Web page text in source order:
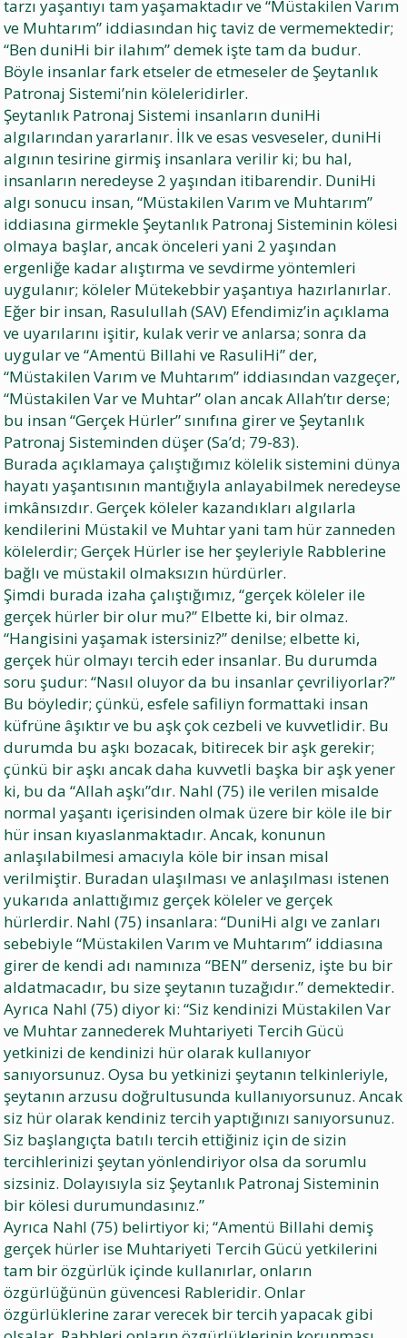
tarzı yaşantıyı tam yaşamaktadır ve “Müstakilen Varım
ve Muhtarım” iddiasından hiç taviz de vermemektedir;
“Ben duniHi bir ilahım” demek işte tam da budur.
Böyle insanlar fark etseler de etmeseler de Şeytanlık
Patronaj Sistemi’nin köleleridirler.
Şeytanlık Patronaj Sistemi insanların duniHi
algılarından yararlanır. İlk ve esas vesveseler, duniHi
algının tesirine girmiş insanlara verilir ki; bu hal,
insanların neredeyse 2 yaşından itibarendir. DuniHi
algı sonucu insan, “Müstakilen Varım ve Muhtarım”
iddiasına girmekle Şeytanlık Patronaj Sisteminin kölesi
olmaya başlar, ancak önceleri yani 2 yaşından
ergenliğe kadar alıştırma ve sevdirme yöntemleri
uygulanır; köleler Mütekebbir yaşantıya hazırlanırlar.
Eğer bir insan, Rasulullah (SAV) Efendimiz’in açıklama
ve uyarılarını işitir, kulak verir ve anlarsa; sonra da
uygular ve “Amentü Billahi ve RasuliHi” der,
“Müstakilen Varım ve Muhtarım” iddiasından vazgeçer,
“Müstakilen Var ve Muhtar” olan ancak Allah’tır derse;
bu insan “Gerçek Hürler” sınıfına girer ve Şeytanlık
Patronaj Sisteminden düşer (Sa’d; 79-83).
Burada açıklamaya çalıştığımız kölelik sistemini dünya
hayatı yaşantısının mantığıyla anlayabilmek neredeyse
imkânsızdır. Gerçek köleler kazandıkları algılarla
kendilerini Müstakil ve Muhtar yani tam hür zanneden
kölelerdir; Gerçek Hürler ise her şeyleriyle Rabblerine
bağlı ve müstakil olmaksızın hürdürler.
Şimdi burada izaha çalıştığımız, “gerçek köleler ile
gerçek hürler bir olur mu?” Elbette ki, bir olmaz.
“Hangisini yaşamak istersiniz?” denilse; elbette ki,
gerçek hür olmayı tercih eder insanlar. Bu durumda
soru şudur: “Nasıl oluyor da bu insanlar çevriliyorlar?”
Bu böyledir; çünkü, esfele safiliyn formattaki insan
küfrüne âşıktır ve bu aşk çok cezbeli ve kuvvetlidir. Bu
durumda bu aşkı bozacak, bitirecek bir aşk gerekir;
çünkü bir aşkı ancak daha kuvvetli başka bir aşk yener
ki, bu da “Allah aşkı”dır. Nahl (75) ile verilen misalde
normal yaşantı içerisinden olmak üzere bir köle ile bir
hür insan kıyaslanmaktadır. Ancak, konunun
anlaşılabilmesi amacıyla köle bir insan misal
verilmiştir. Buradan ulaşılması ve anlaşılması istenen
yukarıda anlattığımız gerçek köleler ve gerçek
hürlerdir. Nahl (75) insanlara: “DuniHi algı ve zanları
sebebiyle “Müstakilen Varım ve Muhtarım” iddiasına
girer de kendi adı namınıza “BEN” derseniz, işte bu bir
aldatmacadır, bu size şeytanın tuzağıdır.” demektedir.
Ayrıca Nahl (75) diyor ki: “Siz kendinizi Müstakilen Var
ve Muhtar zannederek Muhtariyeti Tercih Gücü
yetkinizi de kendinizi hür olarak kullanıyor
sanıyorsunuz. Oysa bu yetkinizi şeytanın telkinleriyle,
şeytanın arzusu doğrultusunda kullanıyorsunuz. Ancak
siz hür olarak kendiniz tercih yaptığınızı sanıyorsunuz.
Siz başlangıçta batılı tercih ettiğiniz için de sizin
tercihlerinizi şeytan yönlendiriyor olsa da sorumlu
sizsiniz. Dolayısıyla siz Şeytanlık Patronaj Sisteminin
bir kölesi durumundasınız.”
Ayrıca Nahl (75) belirtiyor ki; “Amentü Billahi demiş
gerçek hürler ise Muhtariyeti Tercih Gücü yetkilerini
tam bir özgürlük içinde kullanırlar, onların
özgürlüğünün güvencesi Rableridir. Onlar
özgürlüklerine zarar verecek bir tercih yapacak gibi